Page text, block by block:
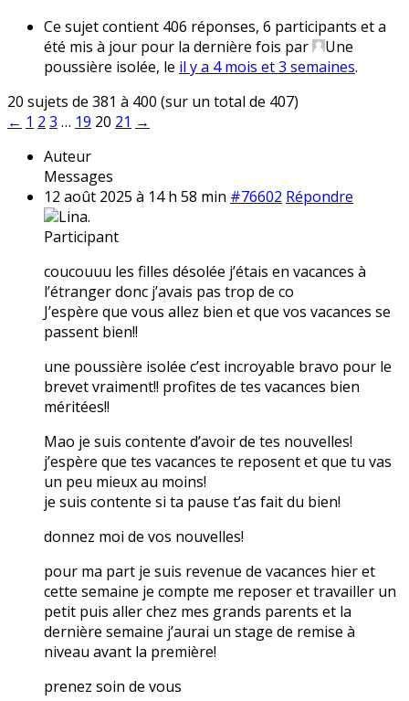
Ce sujet contient 406 réponses, 6 participants et a
été mis à jour pour la dernière fois par
Une
poussière isolée, le il y a 4 mois et 3 semaines.
20 sujets de 381 à 400 (sur un total de 407)
← 1 2 3 … 19 20 21 →
Auteur
Messages
12 août 2025 à 14 h 58 min #76602 Répondre
Lina.
Participant
coucouuu les filles désolée j’étais en vacances à
l’étranger donc j’avais pas trop de co
J’espère que vous allez bien et que vos vacances se
passent bien!!
une poussière isolée c’est incroyable bravo pour le
brevet vraiment!! profites de tes vacances bien
méritées!!
Mao je suis contente d’avoir de tes nouvelles!
j’espère que tes vacances te reposent et que tu vas
un peu mieux au moins!
je suis contente si ta pause t’as fait du bien!
donnez moi de vos nouvelles!
pour ma part je suis revenue de vacances hier et
cette semaine je compte me reposer et travailler un
petit puis aller chez mes grands parents et la
dernière semaine j’aurai un stage de remise à
niveau avant la première!
prenez soin de vous